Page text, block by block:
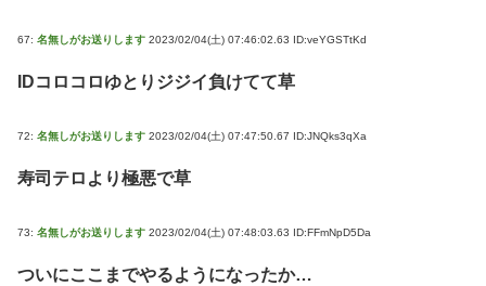
67: 名無しがお送りします 2023/02/04(土) 07:46:02.63 ID:veYGSTtKd
IDコロコロゆとりジジイ負けてて草
72: 名無しがお送りします 2023/02/04(土) 07:47:50.67 ID:JNQks3qXa
寿司テロより極悪で草
73: 名無しがお送りします 2023/02/04(土) 07:48:03.63 ID:FFmNpD5Da
ついにここまでやるようになったか…